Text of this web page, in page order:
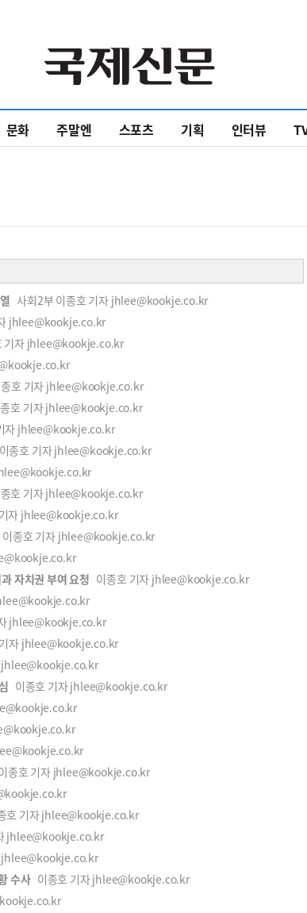
문화 주말엔 스포츠 기획 인터뷰
사회2부 이종호 기자 jhlee@kookje.co.kr
jhlee@kookje.co.kr
기자 jhlee@kookje.co.kr
호 기자 jhlee@kookje.co.kr
호 기자 jhlee@kookje.co.kr
자 jhlee@kookje.co.kr
이종호 기자 jhlee@kookje.co.kr
호 기자 jhlee@kookje.co.kr
자 jhlee@kookje.co.kr
이종호 기자 jhlee@kookje.co.kr
자치권 부여 요청 이종호 기자 jhlee@kookje.co.kr
jhlee@kookje.co.kr
자 jhlee@kookje.co.kr
이종호 기자 jhlee@kookje.co.kr
종호 기자 jhlee@kookje.co.kr
기자 jhlee@kookje.co.kr
jhlee@kookje.co.kr
수사이종호 기자 jhlee@kookje.co.kr